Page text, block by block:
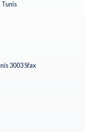
Tunis
3003 Sfax